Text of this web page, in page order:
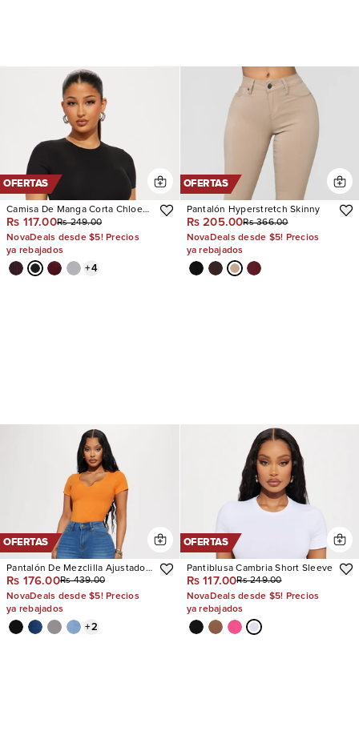
OFERTAS
Camisa De Manga Corta Chloe
Crew Neck
Rs 117.00Rs 249.00
NovaDeals desde $5! Precios
ya rebajados
+4
OFERTAS
Pantalón Hyperstretch Skinny
Rs 205.00Rs 366.00
NovaDeals desde $5! Precios
ya rebajados
OFERTAS
Pantalón De Mezclilla Ajustado
Con Stretch Vibe Check Curvy
Rs 176.00Rs 439.00
NovaDeals desde $5! Precios
ya rebajados
+2
OFERTAS
Pantiblusa Cambria Short Sleeve
Rs 117.00Rs 249.00
NovaDeals desde $5! Precios
ya rebajados